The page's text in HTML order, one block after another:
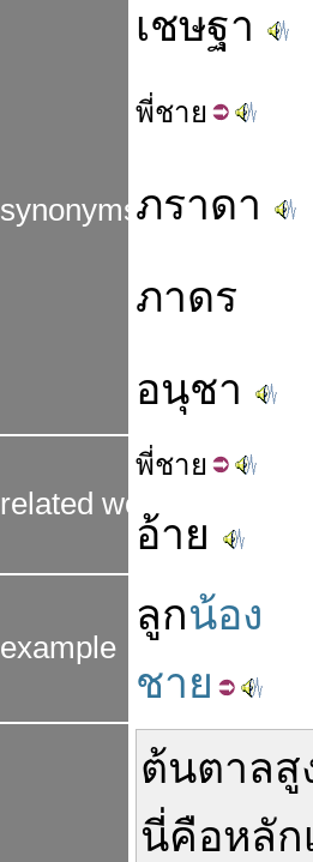
synonyms
เชษฐา
พี่ชาย
ภราดา
ภาดร
อนุชา
related words
พี่ชาย
อ้าย
example
ลูกน้อง
ชาย
ต้นตาลสู
นี่คือหลัก